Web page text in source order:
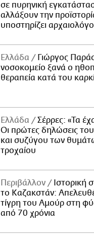
σε πυρηνική
αλλάξουν την
υποστηρίζει
Ελλάδα
Γιώργος
νοσοκομείο ξανά ο
θεραπεία κατά του
Ελλάδα
Σέρρες: «Τα
Οι πρώτες δηλώσεις
και συζύγου των
τροχαίου
Περιβάλλον
Ιστορική
το Καζακστάν:
τίγρη του Αμούρ στη
από 70 χρόνια